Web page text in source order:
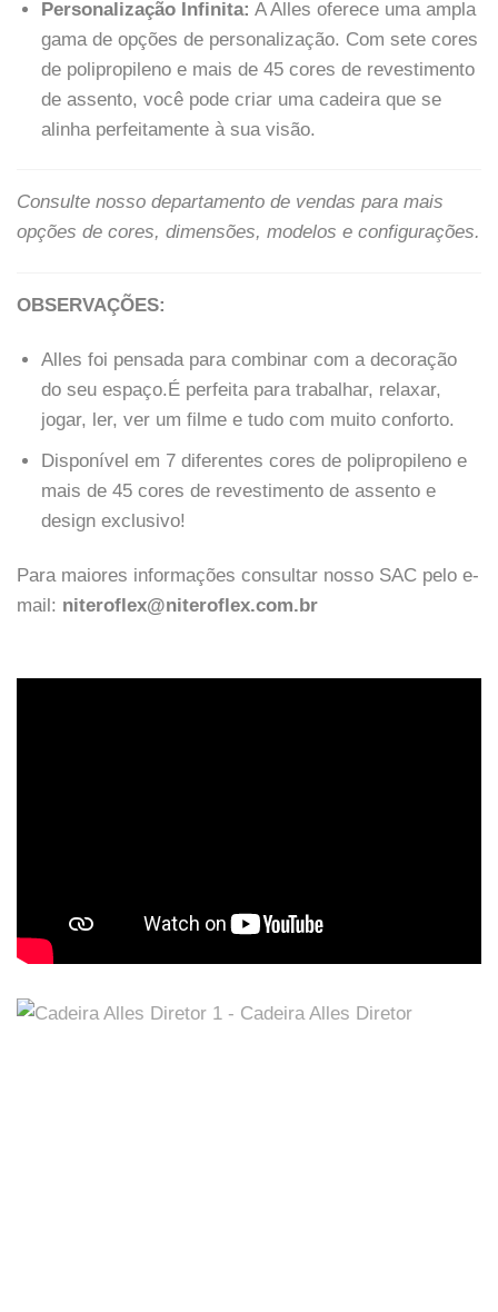
Personalização Infinita: A Alles oferece uma ampla
gama de opções de personalização. Com sete cores
de polipropileno e mais de 45 cores de revestimento
de assento, você pode criar uma cadeira que se
alinha perfeitamente à sua visão.
Consulte nosso departamento de vendas para mais
opções de cores, dimensões, modelos e configurações.
OBSERVAÇÕES:
Alles foi pensada para combinar com a decoração
do seu espaço.É perfeita para trabalhar, relaxar,
jogar, ler, ver um filme e tudo com muito conforto.
Disponível em 7 diferentes cores de polipropileno e
mais de 45 cores de revestimento de assento e
design exclusivo!
Para maiores informações consultar nosso SAC pelo e-
mail: niteroflex@niteroflex.com.br